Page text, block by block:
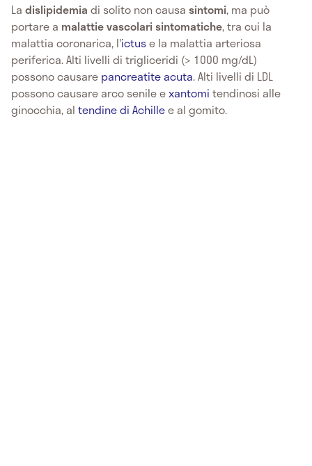
La dislipidemia di solito non causa sintomi, ma può
portare a malattie vascolari sintomatiche, tra cui la
malattia coronarica, l'ictuse la malattia arteriosa
periferica. Alti livelli di trigliceridi (> 1000 mg/dL)
possono causare pancreatite acuta. Alti livelli di LDL
possono causare arco senile exantomi tendinosi alle
ginocchia, al tendine di Achillee al gomito.